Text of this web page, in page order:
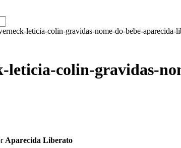
leticia-colin-gravidas-nome-do-bebe-aparecida-
leticia-colin-gravidas-
Aparecida Liberato